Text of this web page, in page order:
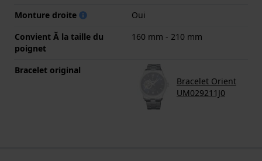
Monture droite
Oui
Convient Ă la taille du
poignet
160 mm - 210 mm
Bracelet original
Bracelet Orient
UM029211J0